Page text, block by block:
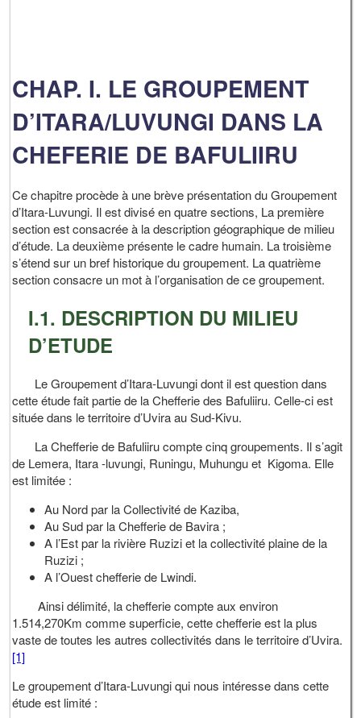
CHAP. I. LE GROUPEMENT
D’ITARA/LUVUNGI DANS LA
CHEFERIE DE BAFULIIRU
Ce chapitre procède à une brève présentation du Groupement
d’Itara-Luvungi. Il est divisé en quatre sections, La première
section est consacrée à la description géographique de milieu
d’étude. La deuxième présente le cadre humain. La troisième
s’étend sur un bref historique du groupement. La quatrième
section consacre un mot à l’organisation de ce groupement.
I.1. DESCRIPTION DU MILIEU
D’ETUDE
Le Groupement d’Itara-Luvungi dont il est question dans
cette étude fait partie de la Chefferie des Bafuliiru. Celle-ci est
située dans le territoire d’Uvira au Sud-Kivu.
La Chefferie de Bafuliiru compte cinq groupements. Il s’agit
de Lemera, Itara -luvungi, Runingu, Muhungu et Kigoma. Elle
est limitée :
Au Nord par la Collectivité de Kaziba,
Au Sud par la Chefferie de Bavira ;
A l’Est par la rivière Ruzizi et la collectivité plaine de la
Ruzizi ;
A l’Ouest chefferie de Lwindi.
Ainsi délimité, la chefferie compte aux environ
1.514,270Km comme superficie, cette chefferie est la plus
vaste de toutes les autres collectivités dans le territoire d’Uvira.
[1]
Le groupement d’Itara-Luvungi qui nous intéresse dans cette
étude est limité :